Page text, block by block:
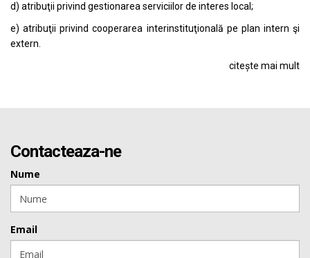
d) atribuţii privind gestionarea serviciilor de interes local;
e) atribuţii privind cooperarea interinstituţională pe plan intern şi
extern.
citește mai mult
Contacteaza-ne
Nume
Email